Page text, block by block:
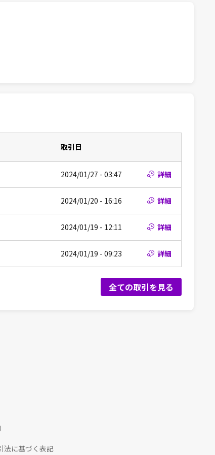
取引日
2024/01/27 - 03:47 詳細
2024/01/20 - 16:16 詳細
2024/01/19 - 12:11 詳細
2024/01/19 - 09:23 詳細
全ての取引を見る
法に基づく表記